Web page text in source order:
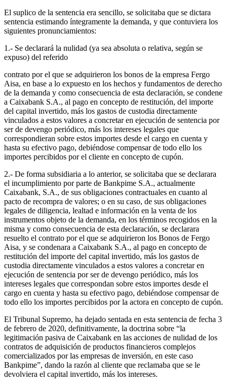
El suplico de la sentencia era sencillo, se solicitaba que se dictara
sentencia estimando íntegramente la demanda, y que contuviera los
siguientes pronunciamientos:
1.- Se declarará la nulidad (ya sea absoluta o relativa, según se
expuso) del referido
contrato por el que se adquirieron los bonos de la empresa Fergo
Aisa, en base a lo expuesto en los hechos y fundamentos de derecho
de la demanda y como consecuencia de esta declaración, se condene
a Caixabank S.A., al pago en concepto de restitución, del importe
del capital invertido, más los gastos de custodia directamente
vinculados a estos valores a concretar en ejecución de sentencia por
ser de devengo periódico, más los intereses legales que
correspondieran sobre estos importes desde el cargo en cuenta y
hasta su efectivo pago, debiéndose compensar de todo ello los
importes percibidos por el cliente en concepto de cupón.
2.- De forma subsidiaria a lo anterior, se solicitaba que se declarara
el incumplimiento por parte de Bankpime S.A., actualmente
Caixabank, S.A., de sus obligaciones contractuales en cuanto al
pacto de recompra de valores; o en su caso, de sus obligaciones
legales de diligencia, lealtad e información en la venta de los
instrumentos objeto de la demanda, en los términos recogidos en la
misma y como consecuencia de esta declaración, se declarara
resuelto el contrato por el que se adquirieron los Bonos de Fergo
Aisa, y se condenara a Caixabank S.A., al pago en concepto de
restitución del importe del capital invertido, más los gastos de
custodia directamente vinculados a estos valores a concretar en
ejecución de sentencia por ser de devengo periódico, más los
intereses legales que correspondan sobre estos importes desde el
cargo en cuenta y hasta su efectivo pago, debiéndose compensar de
todo ello los importes percibidos por la actora en concepto de cupón.
El Tribunal Supremo, ha dejado sentada en esta sentencia de fecha 3
de febrero de 2020, definitivamente, la doctrina sobre “la
legitimación pasiva de Caixabank en las acciones de nulidad de los
contratos de adquisición de productos financieros complejos
comercializados por las empresas de inversión, en este caso
Bankpime”, dando la razón al cliente que reclamaba que se le
devolviera el capital invertido, más los intereses.